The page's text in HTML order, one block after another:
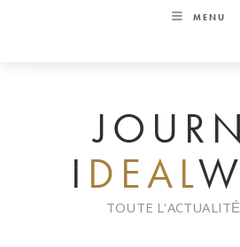
MENU
I DEAL
TOUTE